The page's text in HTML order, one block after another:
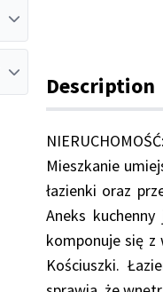
Description
NIERUCHOMOŚĆ:
Mieszkanie
łazienki oraz
Aneks
komponuje się
Kościuszki.